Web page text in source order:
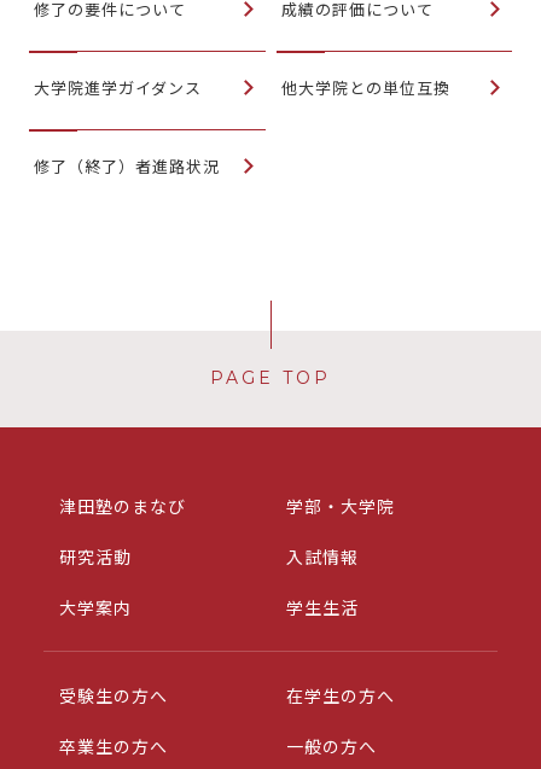
修了の要件について 成績の評価について
大学院進学ガイダンス 他大学院との単位互換
修了（終了）者進路状況
PAGE TOP
津田塾のまなび 学部・大学院
研究活動 入試情報
大学案内 学生生活
受験生の方へ 在学生の方へ
卒業生の方へ 一般の方へ